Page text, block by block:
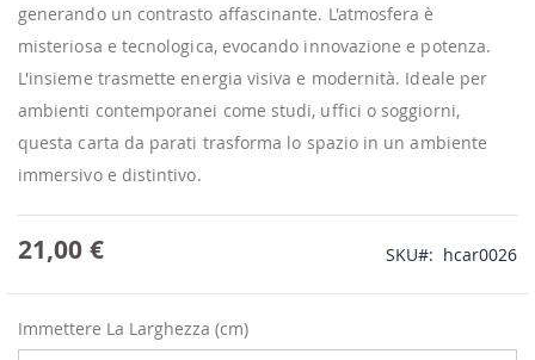
generando un contrasto affascinante. L'atmosfera è
misteriosa e tecnologica, evocando innovazione e potenza.
L'insieme trasmette energia visiva e modernità. Ideale per
ambienti contemporanei come studi, uffici o soggiorni,
questa carta da parati trasforma lo spazio in un ambiente
immersivo e distintivo.
21,00 € SKU hcar0026
Immettere La Larghezza (cm)